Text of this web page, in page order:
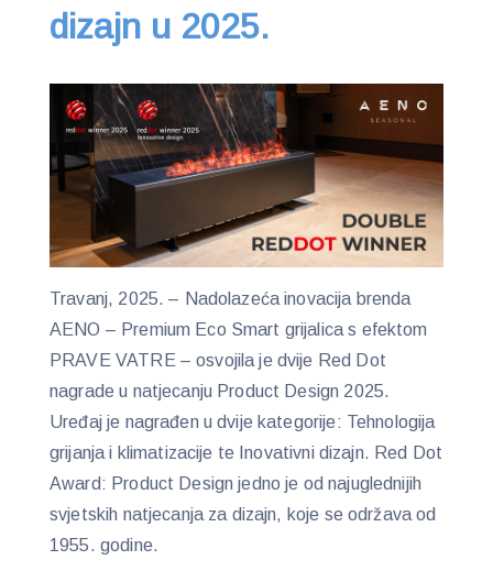
dizajn u 2025.
Travanj, 2025. – Nadolazeća inovacija brenda
AENO – Premium Eco Smart grijalica s efektom
PRAVE VATRE – osvojila je dvije Red Dot
nagrade u natjecanju Product Design 2025.
Uređaj je nagrađen u dvije kategorije: Tehnologija
grijanja i klimatizacije te Inovativni dizajn. Red Dot
Award: Product Design jedno je od najuglednijih
svjetskih natjecanja za dizajn, koje se održava od
1955. godine.